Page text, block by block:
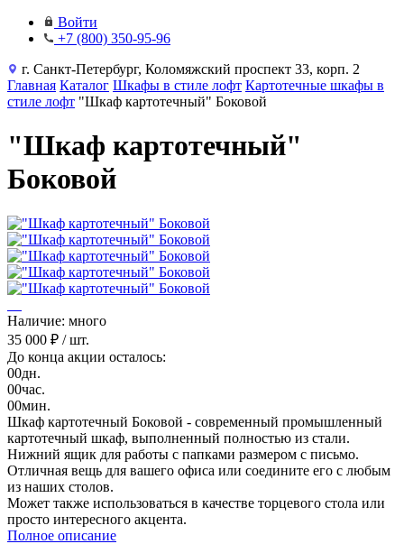
Войти
+7 (800) 350-95-96
г. Санкт-Петербург, Коломяжский проспект 33, корп. 2
Главная Каталог Шкафы в стиле лофт Картотечные шкафы в
стиле лофт "Шкаф картотечный" Боковой
"Шкаф картотечный"
Боковой
Наличие: много
35 000 ₽ / шт.
До конца акции осталось:
00дн.
00час.
00мин.
Шкаф картотечный Боковой - современный промышленный
картотечный шкаф, выполненный полностью из стали.
Нижний ящик для работы с папками размером с письмо.
Отличная вещь для вашего офиса или соедините его с любым
из наших столов.
Может также использоваться в качестве торцевого стола или
просто интересного акцента.
Полное описание